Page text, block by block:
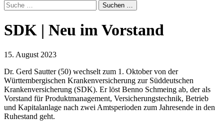
SDK | Neu im Vorstand
15. August 2023
Dr. Gerd Sautter (50) wechselt zum 1. Oktober von der
Württembergischen Krankenversicherung zur Süddeutschen
Krankenversicherung (SDK). Er löst Benno Schmeing ab, der als
Vorstand für Produktmanagement, Versicherungstechnik, Betrieb
und Kapitalanlage nach zwei Amtsperioden zum Jahresende in den
Ruhestand geht.